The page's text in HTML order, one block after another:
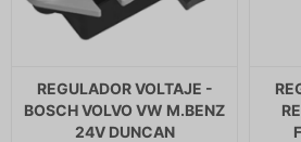
REGULADOR VOLTAJE -
BOSCH VOLVO VW M.BENZ
24V DUNCAN